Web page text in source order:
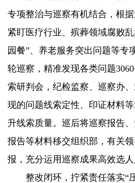
专项整治与巡察有机结合，根
紧盯医疗行业、殡葬领域腐败
园餐”、养老服务突出问题等专
轮巡察，精准发现各类问题
索研判会，纪检监察、巡察办
现的问题线索定性、印证材料
升线索质量。巡后将巡察报告
报告等材料移交组织部，有关
报，充分运用巡察成果高效选人
整改闭环，拧紧责任落实“